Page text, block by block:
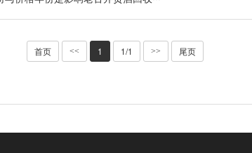
首页 << 1 1/1 >> 尾页